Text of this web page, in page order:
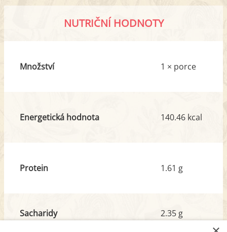
NUTRIČNÍ HODNOTY
Množství 1 × porce
Energetická hodnota 140.46 kcal
Protein 1.61 g
Sacharidy
z toho cukr
2.35 g
0.93 g